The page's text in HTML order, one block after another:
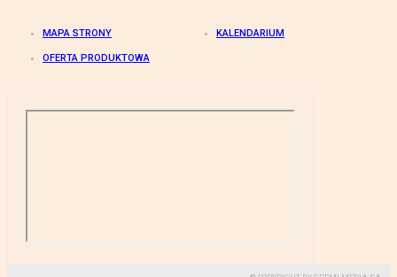
MAPA STRONY KALENDARIUM
OFERTA PRODUKTOWA